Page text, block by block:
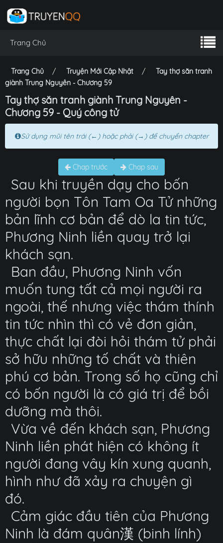
Trang Chủ
Trang Chủ Truyện Mới Cập Nhật
Tay thợ săn tranh
giành Trung Nguyên - Chương 59
Tay thợ săn tranh giành Trung Nguyên -
Chương 59 - Quý công tử
Sử dụng mũi tên trái (←) hoặc phải (→) để chuyển chapter
Chap trước Chap sau
Sau khi truyền dạy cho bốn
người bọn Tôn Tam Oa Tử những
bản lĩnh cơ bản để dò la tin tức,
Phương Ninh liền quay trở lại
khách sạn.
Ban đầu, Phương Ninh vốn
muốn tung tất cả mọi người ra
ngoài, thế nhưng việc thám thính
tin tức nhìn thì có vẻ đơn giản,
thực chất lại đòi hỏi thám tử phải
sở hữu những tố chất và thiên
phú cơ bản. Trong số họ cũng chỉ
có bốn người là có giá trị để bồi
dưỡng mà thôi.
Vừa về đến khách sạn, Phương
Ninh liền phát hiện có không ít
người đang vây kín xung quanh,
hình như đã xảy ra chuyện gì
đó.
Cảm giác đầu tiên của Phương
Ninh là đám quân漢 (binh lính)